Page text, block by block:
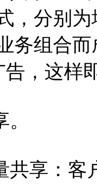
，分别
务组合
，这样
共享：